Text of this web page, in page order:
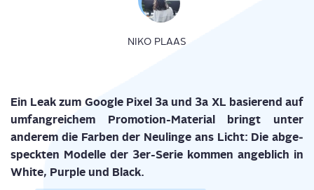
NIKO PLAAS
Ein Leak zum Goog­le Pixel 3a und 3a XL basie­rend auf
umfang­rei­chem Pro­mo­ti­on-Mate­ri­al bringt unter
ande­rem die Far­ben der Neu­lin­ge ans Licht: Die abge­
speck­ten Model­le der 3er-Serie kom­men angeb­lich in
White, Pur­ple und Black.